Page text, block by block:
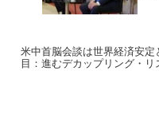
米中首脳会談は世界経済安定
目：進むデカップリング・リ